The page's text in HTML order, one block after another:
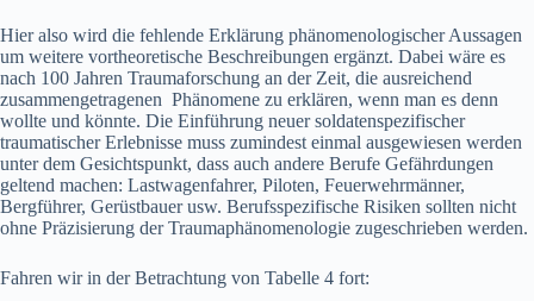
Hier also wird die fehlende Erklärung phänomenologischer Aussagen
um weitere vortheoretische Beschreibungen ergänzt. Dabei wäre es
nach 100 Jahren Traumaforschung an der Zeit, die ausreichend
zusammengetragenen Phänomene zu erklären, wenn man es denn
wollte und könnte. Die Einführung neuer soldatenspezifischer
traumatischer Erlebnisse muss zumindest einmal ausgewiesen werden
unter dem Gesichtspunkt, dass auch andere Berufe Gefährdungen
geltend machen: Lastwagenfahrer, Piloten, Feuerwehrmänner,
Bergführer, Gerüstbauer usw. Berufsspezifische Risiken sollten nicht
ohne Präzisierung der Traumaphänomenologie zugeschrieben werden.
Fahren wir in der Betrachtung von Tabelle 4 fort: